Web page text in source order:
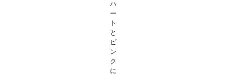
ハ
ー
ト
と
ピ
ン
ク
に